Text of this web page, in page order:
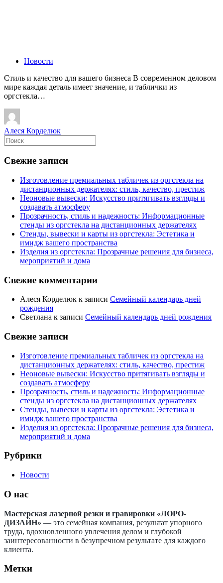
Новости
Стиль и качество для вашего бизнеса В современном деловом
мире каждая деталь имеет значение, и таблички из
оргстекла…
Алеся Корделюк
Свежие записи
Изготовление премиальных табличек из оргстекла на
дистанционных держателях: стиль, качество, престиж
Неоновые вывески: Искусство притягивать взгляды и
создавать атмосферу
Прозрачность, стиль и надежность: Информационные
стенды из оргстекла на дистанционных держателях
Стенды, вывески и карты из оргстекла: Эстетика и
имидж вашего пространства
Изделия из оргстекла: Прозрачные решения для бизнеса,
мероприятий и дома
Свежие комментарии
Алеся Корделюк к записи Семейный календарь дней
рождения
Светлана к записи Семейный календарь дней рождения
Свежие записи
Изготовление премиальных табличек из оргстекла на
дистанционных держателях: стиль, качество, престиж
Неоновые вывески: Искусство притягивать взгляды и
создавать атмосферу
Прозрачность, стиль и надежность: Информационные
стенды из оргстекла на дистанционных держателях
Стенды, вывески и карты из оргстекла: Эстетика и
имидж вашего пространства
Изделия из оргстекла: Прозрачные решения для бизнеса,
мероприятий и дома
Рубрики
Новости
О нас
Мастерская лазерной резки и гравировки «ЛОРО-
ДИЗАЙН» — это семейная компания, результат упорного
труда, вдохновленного увлечения делом и глубокой
заинтересованности в безупречном результате для каждого
клиента.
Метки